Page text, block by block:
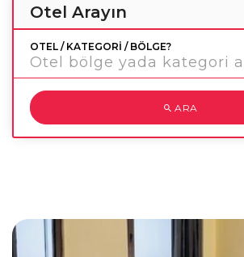
Otel Arayın
OTEL / KATEGORI / BÖLGE?
ARA